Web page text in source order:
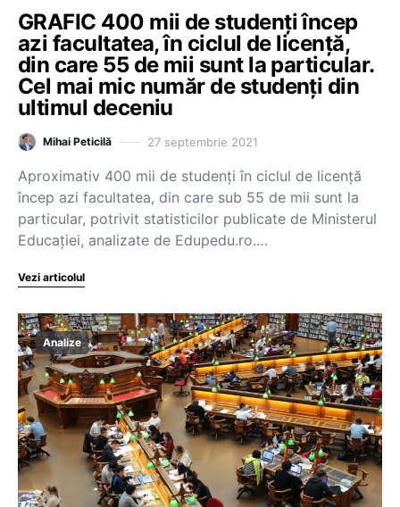
GRAFIC 400 mii de studenți încep
azi facultatea, în ciclul de licență,
din care 55 de mii sunt la particular.
Cel mai mic număr de studenți din
ultimul deceniu
Mihai Peticilă 27 septembrie 2021
Aproximativ 400 mii de studenți în ciclul de licență
încep azi facultatea, din care sub 55 de mii sunt la
particular, potrivit statisticilor publicate de Ministerul
Educației, analizate de Edupedu.ro.…
Vezi articolul
Analize